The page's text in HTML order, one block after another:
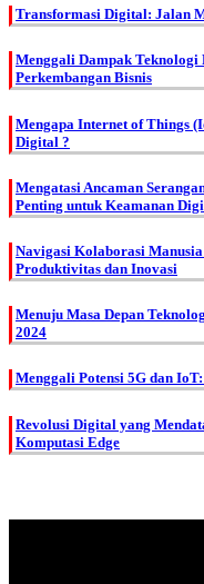
Transformasi Digital: Jalan
Menggali Dampak Teknologi
Perkembangan Bisnis
Mengapa Internet of Things
Digital ?
Mengatasi Ancaman
Penting untuk Keamanan
Navigasi Kolaborasi
Produktivitas dan Inovasi
Menuju Masa Depan
2024
Menggali Potensi 5G dan
Revolusi Digital yang
Komputasi Edge